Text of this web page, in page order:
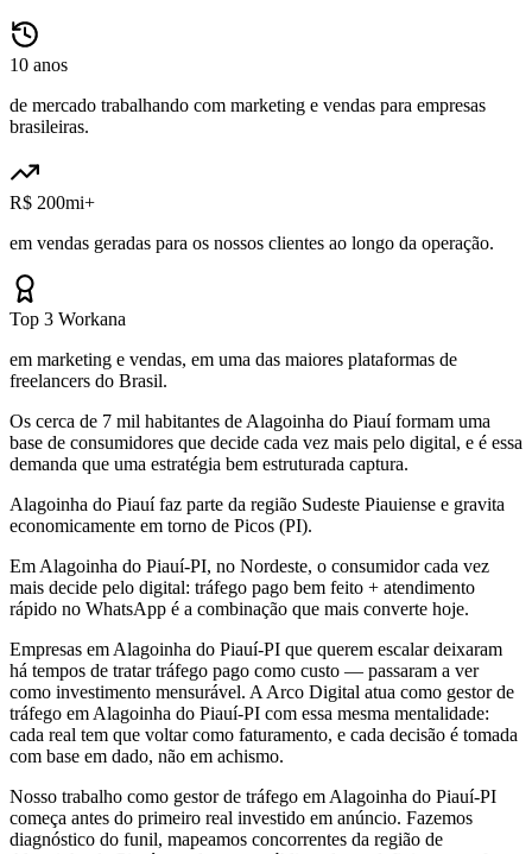
10 anos
de mercado trabalhando com marketing e vendas para empresas
brasileiras.
R$ 200mi+
em vendas geradas para os nossos clientes ao longo da operação.
Top 3 Workana
em marketing e vendas, em uma das maiores plataformas de
freelancers do Brasil.
Os cerca de 7 mil habitantes de Alagoinha do Piauí formam uma
base de consumidores que decide cada vez mais pelo digital, e é essa
demanda que uma estratégia bem estruturada captura.
Alagoinha do Piauí faz parte da região Sudeste Piauiense e gravita
economicamente em torno de Picos (PI).
Em Alagoinha do Piauí-PI, no Nordeste, o consumidor cada vez
mais decide pelo digital: tráfego pago bem feito + atendimento
rápido no WhatsApp é a combinação que mais converte hoje.
Empresas em Alagoinha do Piauí-PI que querem escalar deixaram
há tempos de tratar tráfego pago como custo — passaram a ver
como investimento mensurável. A Arco Digital atua como gestor de
tráfego em Alagoinha do Piauí-PI com essa mesma mentalidade:
cada real tem que voltar como faturamento, e cada decisão é tomada
com base em dado, não em achismo.
Nosso trabalho como gestor de tráfego em Alagoinha do Piauí-PI
começa antes do primeiro real investido em anúncio. Fazemos
diagnóstico do funil, mapeamos concorrentes da região de